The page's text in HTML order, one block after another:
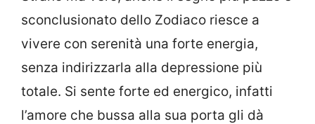
sconclusionato dello Zodiaco riesce a
vivere con serenità una forte energia,
senza indirizzarla alla depressione più
totale. Si sente forte ed energico, infatti
l’amore che bussa alla sua porta gli dà